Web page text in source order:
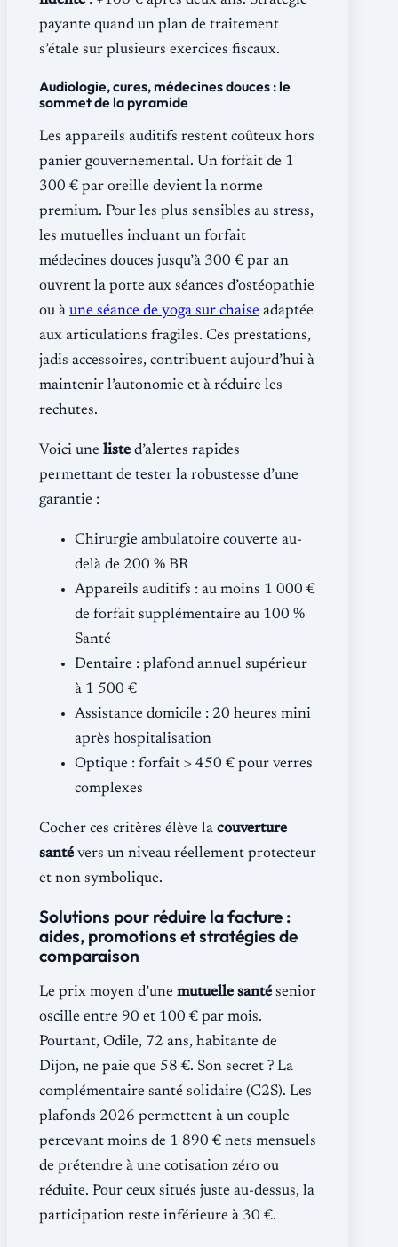
payante quand un plan de traitement
s’étale sur plusieurs exercices fiscaux.
Audiologie, cures, médecines douces : le
sommet de la pyramide
Les appareils auditifs restent coûteux hors
panier gouvernemental. Un forfait de 1
300 € par oreille devient la norme
premium. Pour les plus sensibles au stress,
les mutuelles incluant un forfait
médecines douces jusqu’à 300 € par an
ouvrent la porte aux séances d’ostéopathie
ou à une séance de yoga sur chaise adaptée
aux articulations fragiles. Ces prestations,
jadis accessoires, contribuent aujourd’hui à
maintenir l’autonomie et à réduire les
rechutes.
Voici une liste d’alertes rapides
permettant de tester la robustesse d’une
garantie :
Chirurgie ambulatoire couverte au-
delà de 200 % BR
Appareils auditifs : au moins 1 000 €
de forfait supplémentaire au 100 %
Santé
Dentaire : plafond annuel supérieur
à 1 500 €
Assistance domicile : 20 heures mini
après hospitalisation
Optique : forfait > 450 € pour verres
complexes
Cocher ces critères élève la couverture
santé vers un niveau réellement protecteur
et non symbolique.
Solutions pour réduire la facture :
aides, promotions et stratégies de
comparaison
Le prix moyen d’une mutuelle santé senior
oscille entre 90 et 100 € par mois.
Pourtant, Odile, 72 ans, habitante de
Dijon, ne paie que 58 €. Son secret ? La
complémentaire santé solidaire (C2S). Les
plafonds 2026 permettent à un couple
percevant moins de 1 890 € nets mensuels
de prétendre à une cotisation zéro ou
réduite. Pour ceux situés juste au-dessus, la
participation reste inférieure à 30 €.